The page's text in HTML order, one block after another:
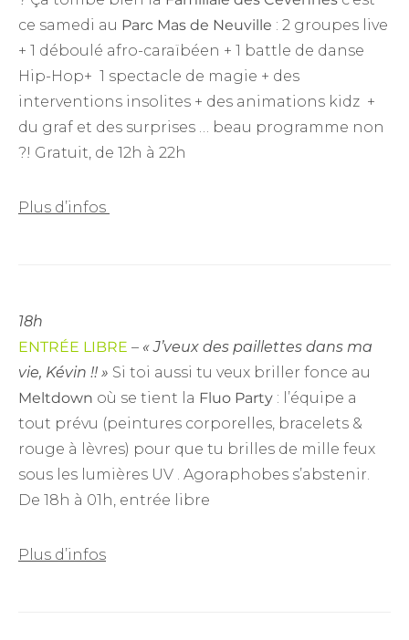
ce samedi au Parc Mas de Neuville : 2 groupes live
+ 1 déboulé afro-caraïbéen + 1 battle de danse
Hip-Hop+ 1 spectacle de magie + des
interventions insolites + des animations kidz +
du graf et des surprises … beau programme non
?! Gratuit, de 12h à 22h
Plus d’infos
18h
ENTRÉE LIBRE – « J’veux des paillettes dans ma
vie, Kévin !! » Si toi aussi tu veux briller fonce au
Meltdown où se tient la Fluo Party : l’équipe a
tout prévu (peintures corporelles, bracelets &
rouge à lèvres) pour que tu brilles de mille feux
sous les lumières UV . Agoraphobes s’abstenir.
De 18h à 01h, entrée libre
Plus d’infos